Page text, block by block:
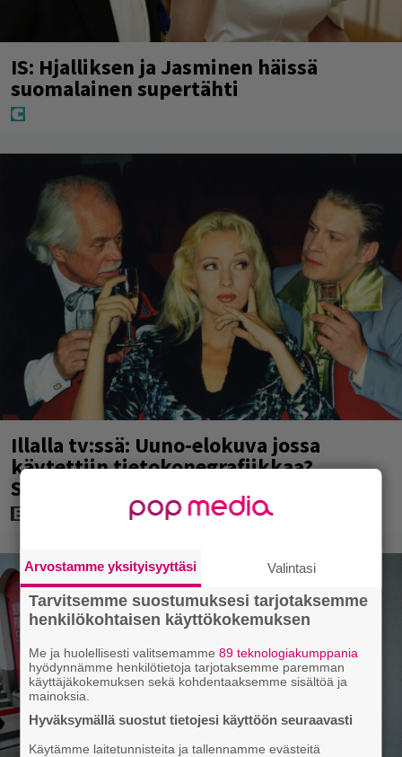
IS: Hjalliksen ja Jasminen häissä
suomalainen supertähti
Illalla tv:ssä: Uuno-elokuva jossa
käytettiin tietokonegrafiikkaa?
Sellainen tehtiin vuonna 1998
Arvostamme yksityisyyttäsi Valintasi
Tarvitsemme suostumuksesi tarjotaksemme
henkilökohtaisen käyttökokemuksen
Me ja huolellisesti valitsemamme89 teknologiakumppania
hyödynnämme henkilötietoja tarjotaksemme paremman
käyttäjäkokemuksen sekä kohdentaaksemme sisältöä ja
mainoksia.
Hyväksymällä suostut tietojesi käyttöön seuraavasti
Käytämme laitetunnisteita ja tallennamme evästeitä